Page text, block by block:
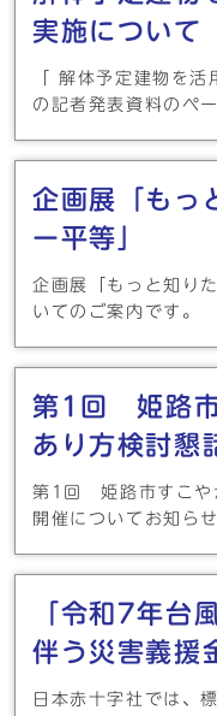
実施について
「 解体予定建物を活
の記者発表資料のペ
企画展「もっ
ー平等」
企画展「もっと知り
いてのご案内です。
第1回 姫路市
あり方検討懇
第1回 姫路市すこや
開催についてお知ら
「令和7年台
伴う災害義援
日本赤十字社では、